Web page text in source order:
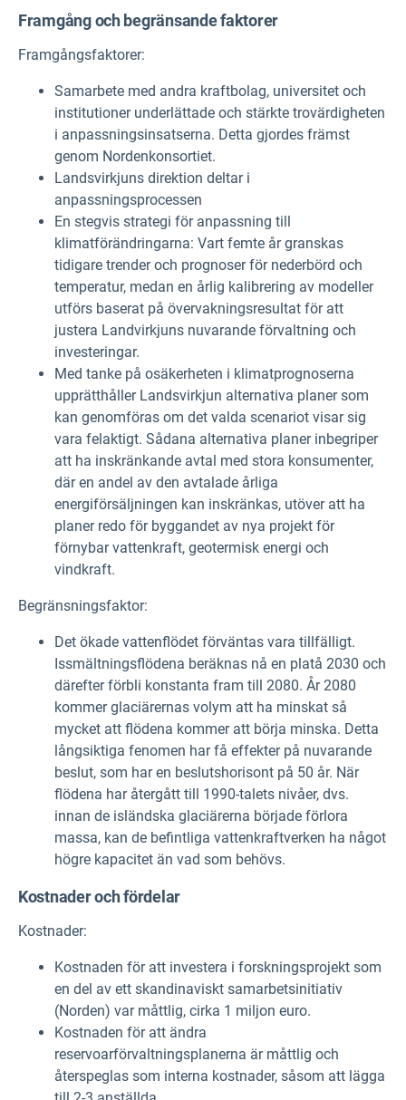
Framgång och begränsande faktorer
Framgångsfaktorer:
Samarbete med andra kraftbolag, universitet och
institutioner underlättade och stärkte trovärdigheten
i anpassningsinsatserna. Detta gjordes främst
genom Nordenkonsortiet.
Landsvirkjuns direktion deltar i
anpassningsprocessen
En stegvis strategi för anpassning till
klimatförändringarna: Vart femte år granskas
tidigare trender och prognoser för nederbörd och
temperatur, medan en årlig kalibrering av modeller
utförs baserat på övervakningsresultat för att
justera Landvirkjuns nuvarande förvaltning och
investeringar.
Med tanke på osäkerheten i klimatprognoserna
upprätthåller Landsvirkjun alternativa planer som
kan genomföras om det valda scenariot visar sig
vara felaktigt. Sådana alternativa planer inbegriper
att ha inskränkande avtal med stora konsumenter,
där en andel av den avtalade årliga
energiförsäljningen kan inskränkas, utöver att ha
planer redo för byggandet av nya projekt för
förnybar vattenkraft, geotermisk energi och
vindkraft.
Begränsningsfaktor:
Det ökade vattenflödet förväntas vara tillfälligt.
Issmältningsflödena beräknas nå en platå 2030 och
därefter förbli konstanta fram till 2080. År 2080
kommer glaciärernas volym att ha minskat så
mycket att flödena kommer att börja minska. Detta
långsiktiga fenomen har få effekter på nuvarande
beslut, som har en beslutshorisont på 50 år. När
flödena har återgått till 1990-talets nivåer, dvs.
innan de isländska glaciärerna började förlora
massa, kan de befintliga vattenkraftverken ha något
högre kapacitet än vad som behövs.
Kostnader och fördelar
Kostnader:
Kostnaden för att investera i forskningsprojekt som
en del av ett skandinaviskt samarbetsinitiativ
(Norden) var måttlig, cirka 1 miljon euro.
Kostnaden för att ändra
reservoarförvaltningsplanerna är måttlig och
återspeglas som interna kostnader, såsom att lägga